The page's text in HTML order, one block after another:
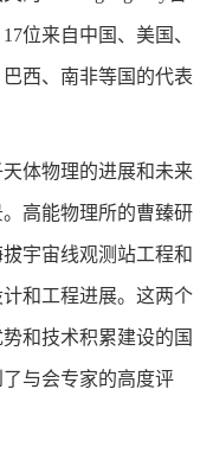
位来自中国、美国、
西、南非等国的代表
体物理的进展和未来
高能物理所的曹臻研
宇宙线观测站工程和
和工程进展。这两个
和技术积累建设的国
与会专家的高度评